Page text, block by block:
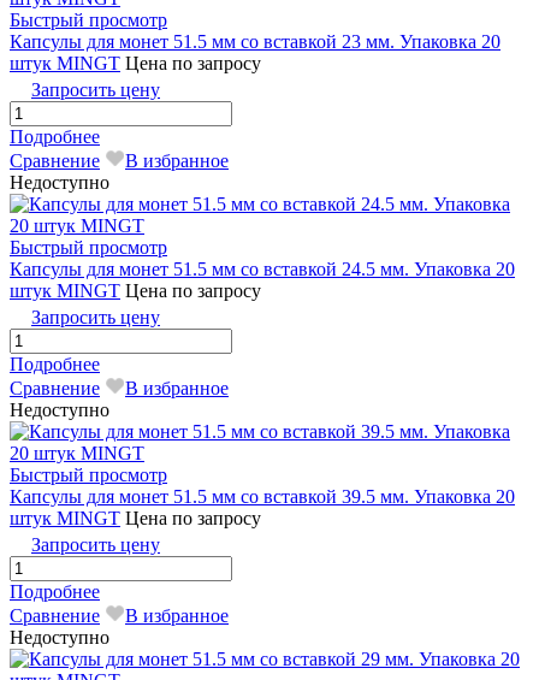
Быстрый просмотр
Капсулы для монет 51.5 мм со вставкой 23 мм. Упаковка 20
штук MINGT Цена по запросу
Запросить цену
Подробнее
Сравнение
В избранное
Недоступно
Быстрый просмотр
Капсулы для монет 51.5 мм со вставкой 24.5 мм. Упаковка 20
штук MINGT Цена по запросу
Запросить цену
Подробнее
Сравнение
В избранное
Недоступно
Быстрый просмотр
Капсулы для монет 51.5 мм со вставкой 39.5 мм. Упаковка 20
штук MINGТ Цена по запросу
Запросить цену
Подробнее
Сравнение
В избранное
Недоступно